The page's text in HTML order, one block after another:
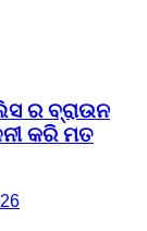
ର ବ୍ରାଉନ
କରି ମତ